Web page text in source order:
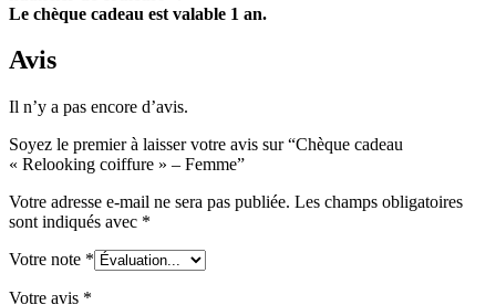
Le chèque cadeau est valable 1 an.
Avis
Il n’y a pas encore d’avis.
Soyez le premier à laisser votre avis sur “Chèque cadeau
« Relooking coiffure » – Femme”
Votre adresse e-mail ne sera pas publiée. Les champs obligatoires
sont indiqués avec *
Votre note *
Votre avis *